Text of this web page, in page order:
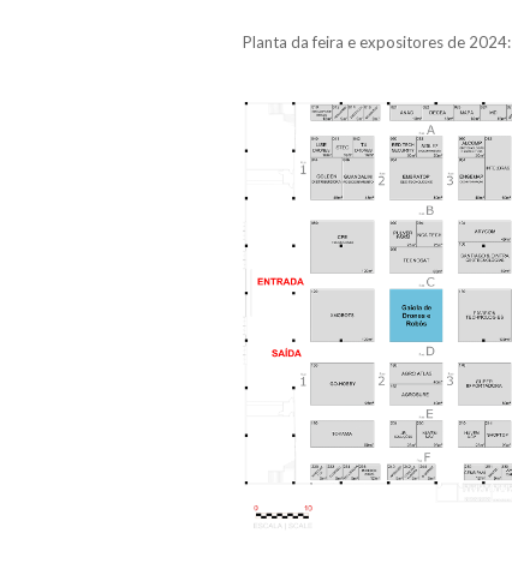
Planta da feira e expositores de 2024: